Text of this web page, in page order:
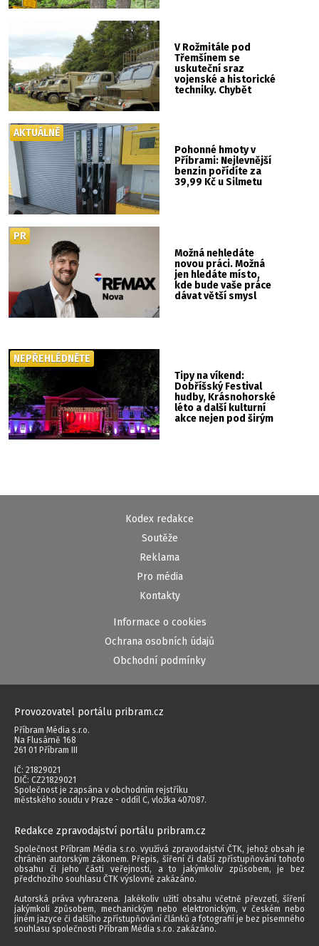
V Rožmitále pod
Třemšínem se
uskuteční sraz
vojenské a historické
techniky. Chybět
Pohonné hmoty v
Příbrami: Nejlevnější
benzin pořídíte za
39,99 Kč u Silmetu
AKTUÁLNĚ
Možná nehledáte
novou práci. Možná
jen hledáte místo,
kde bude vaše práce
dávat větší smysl
PR
Tipy na víkend:
Dobříšský Festival
hudby, Krásnohorské
léto a další kulturní
akce nejen pod širým
NEPŘEHLÉDNĚTE
Kodex redakce
Soutěže
Reklama
Pro média
Kontakty
Informace o cookies
Ochrana osobních údajů
Obchodní podmínky
Provozovatel portálu pribram.cz
Příbram Média s.r.o.
Na Flusárně 168
261 01 Příbram III
IČ: 21829021
DIČ: CZ21829021
Společnost je zapsána v obchodním rejstříku
městského soudu v Praze - oddíl C, vložka 407087.
Redakce zpravodajství portálu pribram.cz
Společnost Příbram Média s.r.o. využívá zpravodajství ČTK, jehož obsah je
chráněn autorským zákonem. Přepis, šíření či další zpřístupňování tohoto
obsahu či jeho části veřejnosti, a to jakýmkoliv způsobem, je bez
předchozího souhlasu ČTK výslovně zakázáno.
Autorská práva vyhrazena. Jakékoliv užití obsahu včetně převzetí, šíření
jakýmkoli způsobem, mechanickým nebo elektronickým, v českém nebo
jiném jazyce či dalšího zpřístupňování článků a fotografií je bez písemného
souhlasu společnosti Příbram Média s.r.o. zakázáno.